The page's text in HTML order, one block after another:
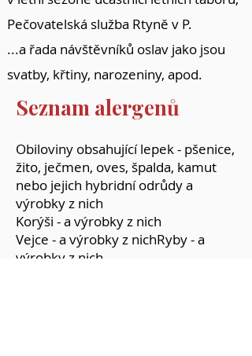
Pečovatelská služba Rtyně v P.
...a řada návštěvníků oslav jako jsou
svatby, křtiny, narozeniny, apod.
Seznam alergenů
Obiloviny obsahující lepek - pšenice,
žito, ječmen, oves, špalda, kamut
nebo jejich hybridní odrůdy a
výrobky z nich
Korýši - a výrobky z nich
Vejce - a výrobky z nichRyby - a
výrobky z nich